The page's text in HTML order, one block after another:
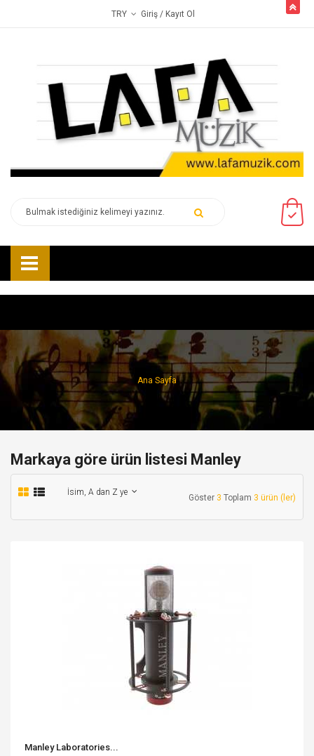
TRY Giriş / Kayıt Ol
Ana Sayfa
Markaya göre ürün listesi Manley
İsim, A dan Z ye
Göster 3 Toplam 3 ürün (ler)
Manley Laboratories...